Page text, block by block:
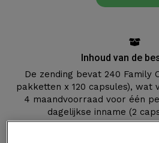
Inhoud van de
De zending bevat 240 Family
pakketten x 120 capsules), wat
4 maandvoorraad voor één
dagelijkse inname (2